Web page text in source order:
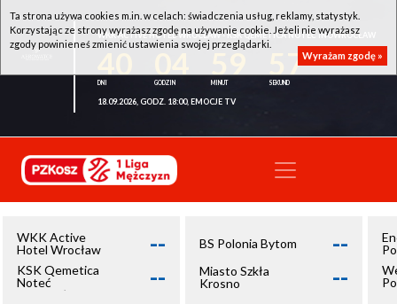
WKK ACTIVE HOTEL WROCŁAW - KSK QEMETICA NOTEĆ INOWROCŁAW
57
18.09.2026, GODZ. 18:00, EMOCJE TV
WKK Active
Hotel Wrocław
--
KSK Qemetica
Noteć
Inowrocław
--
BS Polonia Bytom --
Miasto Szkła
Krosno
--
Ta strona używa cookies m.in. w celach: świadczenia usług, reklamy, statystyk.
Korzystając ze strony wyrażasz zgodę na używanie cookie. Jeżeli nie wyrażasz
zgody powinieneś zmienić ustawienia swojej przeglądarki.
Wyrażam zgodę »